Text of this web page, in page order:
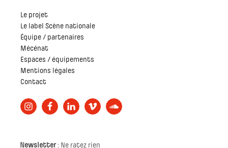
Le projet
Le label Scène nationale
Équipe / partenaires
Mécénat
Espaces / équipements
Mentions légales
Contact
Newsletter: Ne ratez rien